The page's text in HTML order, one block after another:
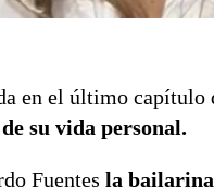
en el último capítulo
su vida personal.
Fuentes la bailarina